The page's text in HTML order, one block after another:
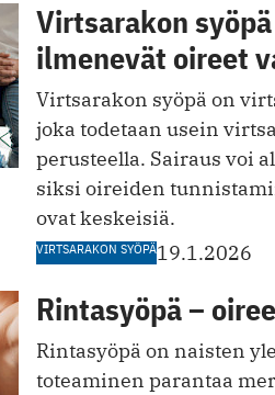
Virtsarakon
ilmenevät oireet
Virtsarakon syöpä on
joka todetaan usein
perusteella. Sairaus voi
siksi oireiden
ovat keskeisiä.
VIRTSARAKON SYÖPÄ19.1.2026
Rintasyöpä –
Rintasyöpä on naisten
toteaminen parantaa